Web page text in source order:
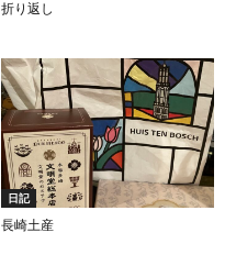
折り返し
日記
長崎土産